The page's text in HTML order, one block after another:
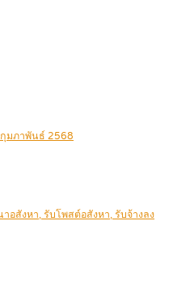
มภาพันธ์ 2568
สังหา, รับโพสต์อสังหา, รับจ้างลง